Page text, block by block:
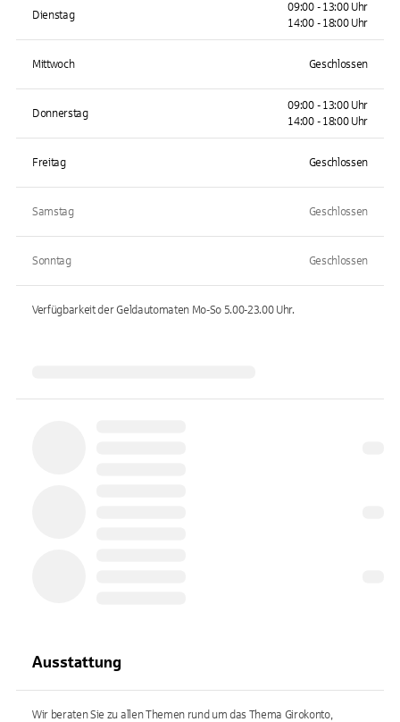
Dienstag
09:00 - 13:00 Uhr
14:00 - 18:00 Uhr
Mittwoch Geschlossen
Donnerstag
09:00 - 13:00 Uhr
14:00 - 18:00 Uhr
Freitag Geschlossen
Samstag Geschlossen
Sonntag Geschlossen
Verfügbarkeit der Geldautomaten Mo-So 5.00-23.00Uhr.
Ausstattung
Wir beraten Sie zu allen Themen rund um das Thema Girokonto,